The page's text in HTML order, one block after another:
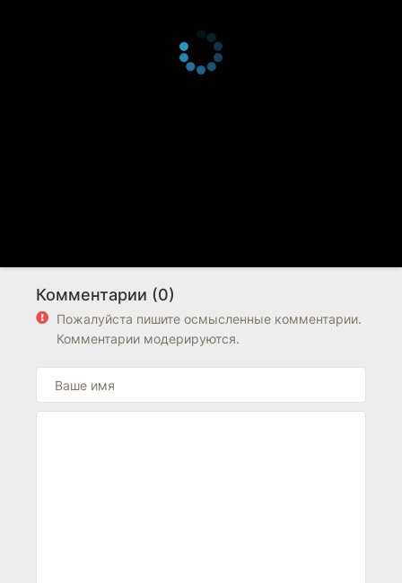
Комментарии (0)
Пожалуйста пишите осмысленные комментарии.
Комментарии модерируются.